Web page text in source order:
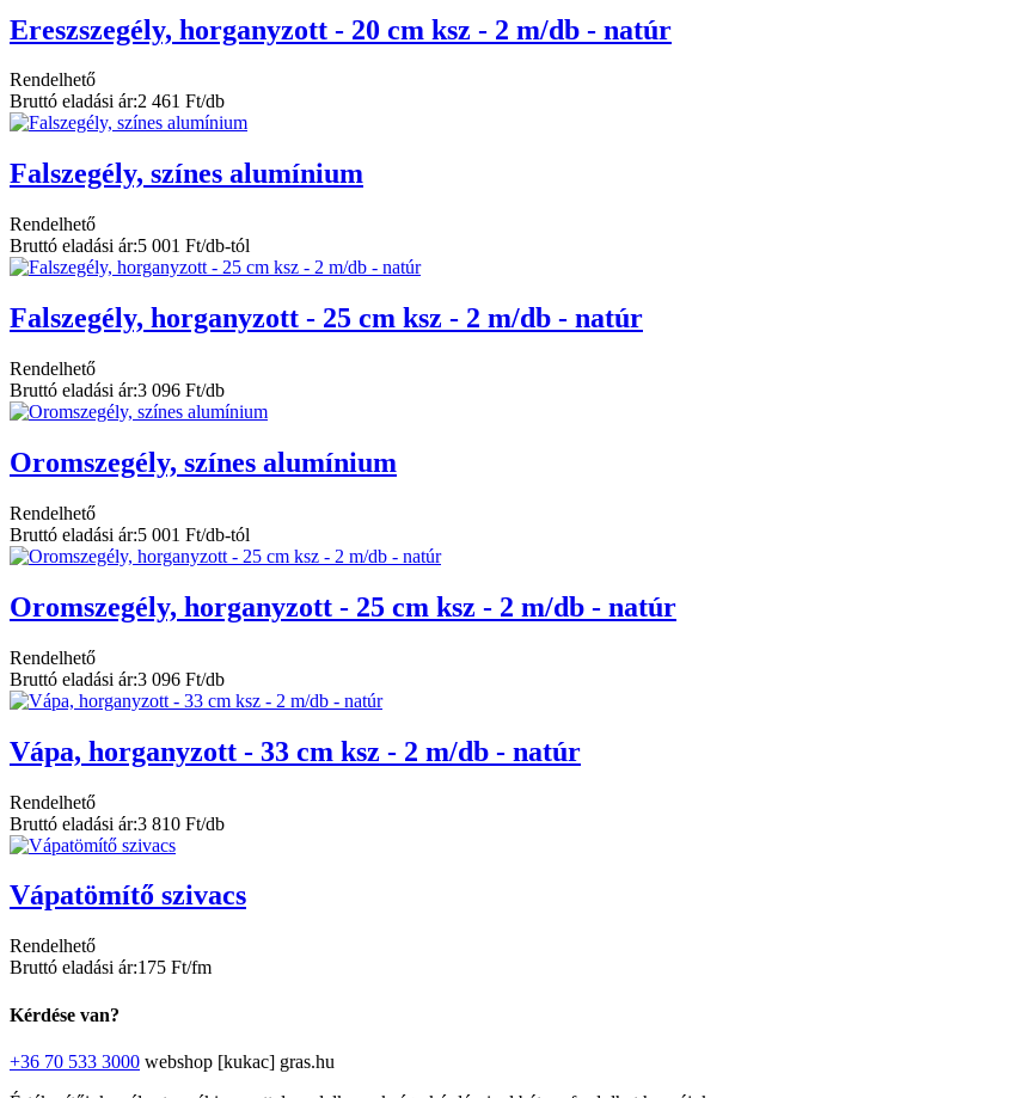
Ereszszegély, horganyzott - 20 cm ksz - 2 m/db - natúr
Rendelhető
Bruttó eladási ár:2 461 Ft/db
Falszegély, színes alumínium
Rendelhető
Bruttó eladási ár:5 001 Ft/db-tól
Falszegély, horganyzott - 25 cm ksz - 2 m/db - natúr
Rendelhető
Bruttó eladási ár:3 096 Ft/db
Oromszegély, színes alumínium
Rendelhető
Bruttó eladási ár:5 001 Ft/db-tól
Oromszegély, horganyzott - 25 cm ksz - 2 m/db - natúr
Rendelhető
Bruttó eladási ár:3 096 Ft/db
Vápa, horganyzott - 33 cm ksz - 2 m/db - natúr
Rendelhető
Bruttó eladási ár:3 810 Ft/db
Vápatömítő szivacs
Rendelhető
Bruttó eladási ár:175 Ft/fm
Kérdése van?
+36 70 533 3000 webshop [kukac] gras.hu